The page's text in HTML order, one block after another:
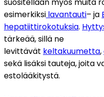
esimerkiksi lavantauti– ja
hepatiittirokotuksia.
tärkeää, sillä ne
levittävät keltakuumetta,
sekä lisäksi tauteja, joita
estolääkitystä.